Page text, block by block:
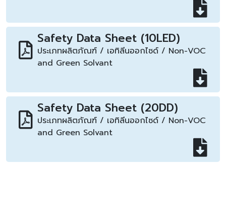
Safety Data Sheet (10LED)
ประเภทผลิตภัณฑ์ / เอทิลีนออกไซด์ / Non-VOC
and Green Solvant
Safety Data Sheet (20DD)
ประเภทผลิตภัณฑ์ / เอทิลีนออกไซด์ / Non-VOC
and Green Solvant